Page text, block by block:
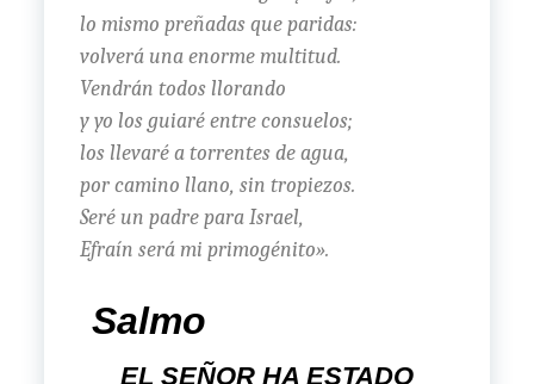
lo mismo preñadas que paridas:
volverá una enorme multitud.
Vendrán todos llorando
y yo los guiaré entre consuelos;
los llevaré a torrentes de agua,
por camino llano, sin tropiezos.
Seré un padre para Israel,
Efraín será mi primogénito».
Salmo
EL SEÑOR HA ESTADO